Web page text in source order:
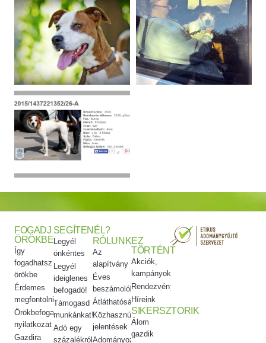
FOGADJ
ÖRÖKBE
Így
fogadhatsz
örökbe
Érdemes
megfontolni
Örökbefogadói
nyilatkozat
Gazdira
SEGÍTENÉL?
Legyél
önkéntes
Legyél
ideiglenes
befogadó!
Támogasd
munkánkat!
Adó egy
százalékról
RÓLUNK
Az
alapítvány
Éves
beszámolók
Átláthatóság
Közhasznúsági
jelentések
Adományozási
EZ
TÖRTÉNT
Akciók,
kampányok
Rendezvényeink
Híreink
SIKERSZTORIK
Álom
gazdik